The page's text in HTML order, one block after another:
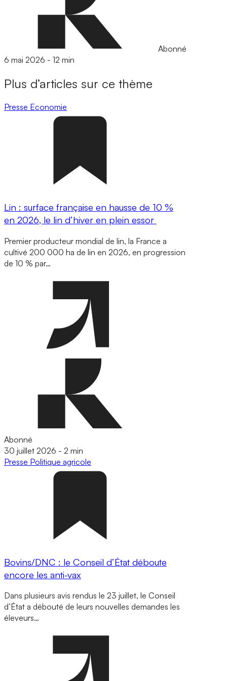
Abonné
6 mai 2026 - 12 min
Plus d’articles sur ce thème
Presse Economie
Lin : surface française en hausse de 10 %
en 2026, le lin d’hiver en plein essor
Premier producteur mondial de lin, la France a
cultivé 200 000 ha de lin en 2026, en progression
de 10 % par…
Abonné
30 juillet 2026 - 2 min
Presse Politique agricole
Bovins/DNC : le Conseil d’État déboute
encore les anti-vax
Dans plusieurs avis rendus le 23 juillet, le Conseil
d’État a débouté de leurs nouvelles demandes les
éleveurs…